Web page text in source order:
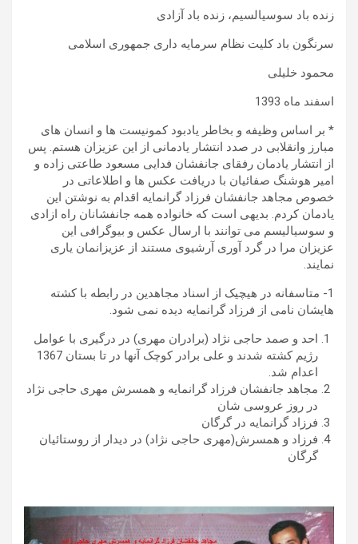
زنده باد سوسیالسیم، زنده باد آزادی
سرنگون باد کلیت نظام سرمایه داری جمهوری اسلامی
محمود خلیلی
اسفند ماه 1393
* بر اساس وظیفه و بخاطر یادبود کمونیست ها و انسان های
مبارز وانقلابی در صدد انتشار یادمانی از این عزیزان هستم. پس
از انتشار یادمان رفقای جانفشان فدایی مسعود طاعتی زاده و
امیر هوشنگ صفائیان با دریافت عکس ها و اطلاعاتی در
خصوص مجاهد جانفشان فرزاد گرانمایه اقدام به نوشتن این
یادمان کردم. بدیهی است که خانواده همه جانفشانان راه ازادی
و سوسیالیسم می توانند با ارسال عکس و بیوگرافی این
عزیزان مرا در گرد آوری آرشیوی مستند از عزیزانمان یاری
نمایند.
1- متاسفانه در هیچیک از اسناد مجاهدین در رابطه با کشته
هایشان نامی از فرزاد گرانمایه دیده نمی شود.
احد و صمد حاجی نژاد (برادران مهری) در درگیری با عوامل
رژیم کشته شدند و علی برادر کوچک آنها در تا بستان 1367
اعدام شد.
مجاهد جانفشان فرزاد گرانمایه و همسرش مهری حاجی نژاد
در روز عروسی شان
فرزاد گرانمایه در گرگان
فرزاد و همسرش(مهری حاجی نژاد) در دیدار از روستائیان
گرگان